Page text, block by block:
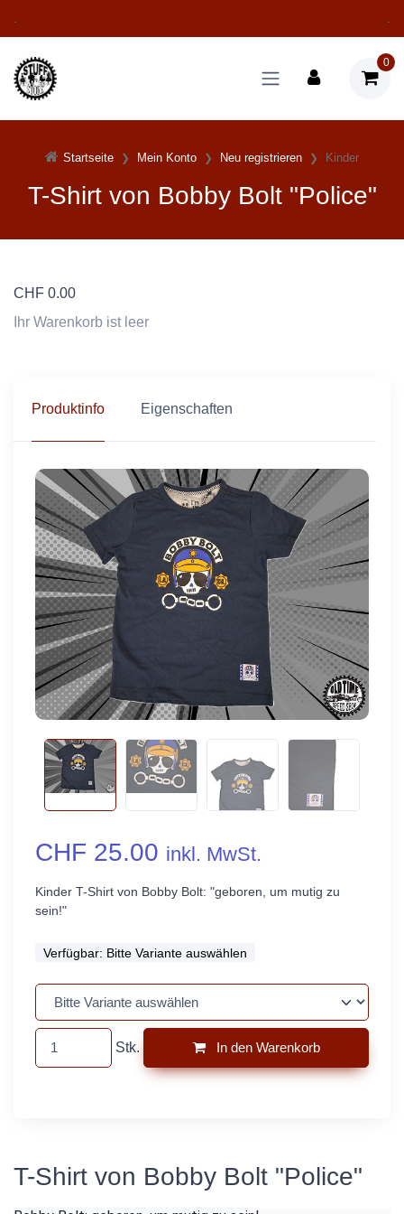
0
Startseite Mein Konto Neu registrieren Kinder
T-Shirt von Bobby Bolt "Police"
CHF 0.00
Ihr Warenkorb ist leer
Produktinfo Eigenschaften
CHF 25.00 inkl. MwSt.
Kinder T-Shirt von Bobby Bolt: "geboren, um mutig zu
sein!"
Verfügbar: Bitte Variante auswählen
Stk. In den Warenkorb
T-Shirt von Bobby Bolt "Police"